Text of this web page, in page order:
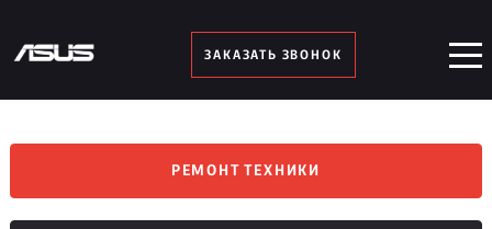
ЗАКАЗАТЬ ЗВОНОК
РЕМОНТ ТЕХНИКИ